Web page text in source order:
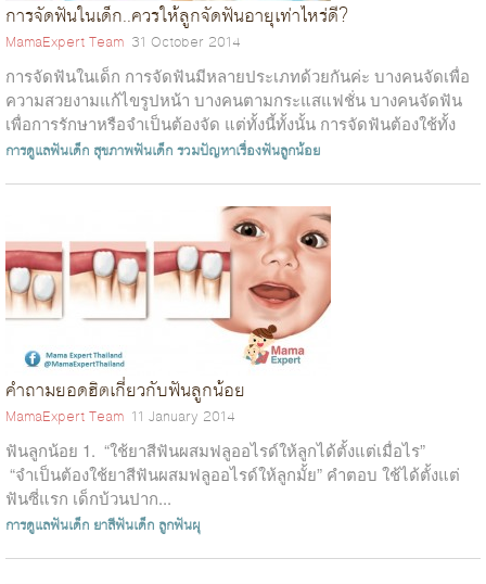
การจัดฟันในเด็ก..ควรให้ลูกจัดฟันอายุเท่าไหร่ดี?
MamaExpert Team 31 October 2014
การจัดฟันในเด็ก การจัดฟันมีหลายประเภทด้วยกันค่ะ บางคนจัดเพื่อ
ความสวยงามแก้ไขรูปหน้า บางคนตามกระแสแฟชั่น บางคนจัดฟัน
เพื่อการรักษาหรือจำเป็นต้องจัด แต่ทั้งนี้ทั้งนั้น การจัดฟันต้องใช้ทั้ง
ระยะเวลาที่น...
การดูแลฟันเด็ก สุขภาพฟันเด็กรวมปัญหาเรื่องฟันลูกน้อย
คำถามยอดฮิตเกี่ยวกับฟันลูกน้อย
MamaExpert Team 11 January 2014
ฟันลูกน้อย 1. “ใช้ยาสีฟันผสมฟลูออไรด์ให้ลูกได้ตั้งแต่เมื่อไร”
“จำเป็นต้องใช้ยาสีฟันผสมฟลูออไรด์ให้ลูกมั้ย” คำตอบ ใช้ได้ตั้งแต่
ฟันซี่แรก เด็กบ้วนปาก...
การดูแลฟันเด็ก ยาสีฟันเด็ก ลูกฟันผุ